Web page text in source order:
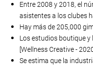
Entre 2008 y 2018, el
asistentes a los clubes
Hay más de 205,000
Los estudios boutique
[Wellness Creative -
Se estima que la